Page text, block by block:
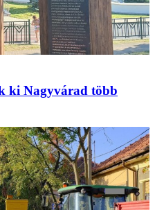
ki Nagyvárad több